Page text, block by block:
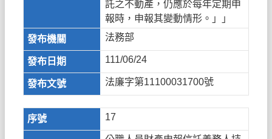
託之不動產，仍應於每年定期申
報時，申報其變動情形。」」
法務部
111/06/24
法廉字第11100031700號
17